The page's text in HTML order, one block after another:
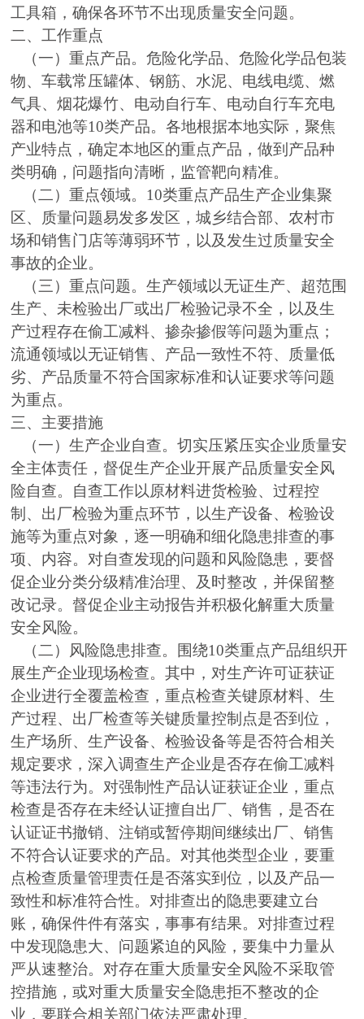
工具箱，确保各环节不出现质量安全问题。
二、工作重点
（一）重点产品。危险化学品、危险化学品包装
物、车载常压罐体、钢筋、水泥、电线电缆、燃
气具、烟花爆竹、电动自行车、电动自行车充电
器和电池等10类产品。各地根据本地实际，聚焦
产业特点，确定本地区的重点产品，做到产品种
类明确，问题指向清晰，监管靶向精准。
（二）重点领域。10类重点产品生产企业集聚
区、质量问题易发多发区，城乡结合部、农村市
场和销售门店等薄弱环节，以及发生过质量安全
事故的企业。
（三）重点问题。生产领域以无证生产、超范围
生产、未检验出厂或出厂检验记录不全，以及生
产过程存在偷工减料、掺杂掺假等问题为重点；
流通领域以无证销售、产品一致性不符、质量低
劣、产品质量不符合国家标准和认证要求等问题
为重点。
三、主要措施
（一）生产企业自查。切实压紧压实企业质量安
全主体责任，督促生产企业开展产品质量安全风
险自查。自查工作以原材料进货检验、过程控
制、出厂检验为重点环节，以生产设备、检验设
施等为重点对象，逐一明确和细化隐患排查的事
项、内容。对自查发现的问题和风险隐患，要督
促企业分类分级精准治理、及时整改，并保留整
改记录。督促企业主动报告并积极化解重大质量
安全风险。
（二）风险隐患排查。围绕10类重点产品组织开
展生产企业现场检查。其中，对生产许可证获证
企业进行全覆盖检查，重点检查关键原材料、生
产过程、出厂检查等关键质量控制点是否到位，
生产场所、生产设备、检验设备等是否符合相关
规定要求，深入调查生产企业是否存在偷工减料
等违法行为。对强制性产品认证获证企业，重点
检查是否存在未经认证擅自出厂、销售，是否在
认证证书撤销、注销或暂停期间继续出厂、销售
不符合认证要求的产品。对其他类型企业，要重
点检查质量管理责任是否落实到位，以及产品一
致性和标准符合性。对排查出的隐患要建立台
账，确保件件有落实，事事有结果。对排查过程
中发现隐患大、问题紧迫的风险，要集中力量从
严从速整治。对存在重大质量安全风险不采取管
控措施，或对重大质量安全隐患拒不整改的企
业，要联合相关部门依法严肃处理。